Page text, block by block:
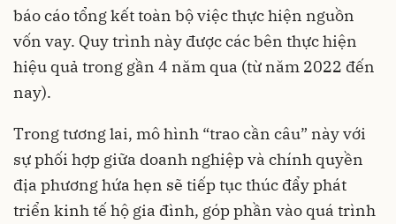
báo cáo tổng kết toàn bộ việc thực hiện nguồn
vốn vay. Quy trình này được các bên thực hiện
hiệu quả trong gần 4 năm qua (từ năm 2022 đến
nay).
Trong tương lai, mô hình “trao cần câu” này với
sự phối hợp giữa doanh nghiệp và chính quyền
địa phương hứa hẹn sẽ tiếp tục thúc đẩy phát
triển kinh tế hộ gia đình, góp phần vào quá trình